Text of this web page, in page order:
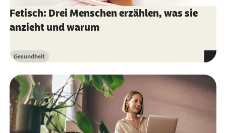
Cybermobbing – Was tun?
JUUUPORT (Abruf vom 08.06.2026):
JUUUPORT (Abruf vom 08.06.2026):Wie Du
Fake-Profile erkennen kannst
Klicksafe (Abruf vom 08.06.2026):
Cybermobbing rechtzeitig erkennen und
richtig handeln
Fetisch: Drei Menschen erzählen, was sie
anzieht und warum
Kategorie
Gesundheit